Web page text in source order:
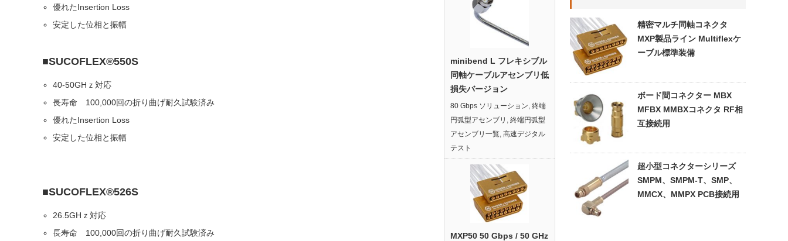
優れたInsertion Loss
安定した位相と振幅
■SUCOFLEX®550S
40-50GHｚ対応
長寿命 100,000回の折り曲げ耐久試験済み
優れたInsertion Loss
安定した位相と振幅
■SUCOFLEX®526S
26.5GHｚ対応
長寿命 100,000回の折り曲げ耐久試験済み
minibend L フレキシブル
同軸ケーブルアセンブリ低
損失バージョン
80 Gbps ソリューション, 終端
円弧型アセンブリ , 終端円弧型
アセンブリ一覧, 高速デジタル
テスト
MXP50 50 Gbps / 50 GHz
精密マルチ同軸コネクタ
MXP製品ライン Multiflexケ
ーブル標準装備
ボード間コネクター MBX
MFBX MMBXコネクタ RF相
互接続用
超小型コネクターシリーズ
SMPM、SMPM-T、SMP、
MMCX、MMPX PCB接続用